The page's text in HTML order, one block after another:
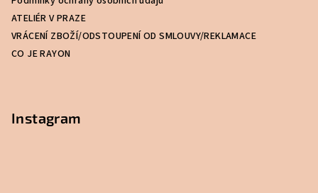
ATELIÉR V PRAZE
VRÁCENÍ ZBOŽÍ/ODSTOUPENÍ OD SMLOUVY/REKLAMACE
CO JE RAYON
Instagram